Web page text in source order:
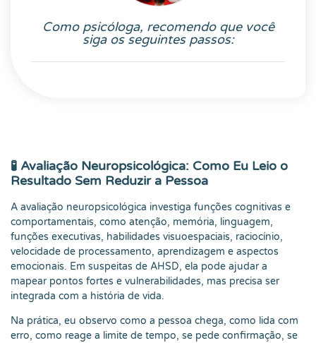
Como psicóloga, recomendo que você
siga os seguintes passos:
🧪 Avaliação Neuropsicológica: Como Eu Leio o
Resultado Sem Reduzir a Pessoa
A avaliação neuropsicológica investiga funções cognitivas e
comportamentais, como atenção, memória, linguagem,
funções executivas, habilidades visuoespaciais, raciocínio,
velocidade de processamento, aprendizagem e aspectos
emocionais. Em suspeitas de AHSD, ela pode ajudar a
mapear pontos fortes e vulnerabilidades, mas precisa ser
integrada com a história de vida.
Na prática, eu observo como a pessoa chega, como lida com
erro, como reage a limite de tempo, se pede confirmação, se